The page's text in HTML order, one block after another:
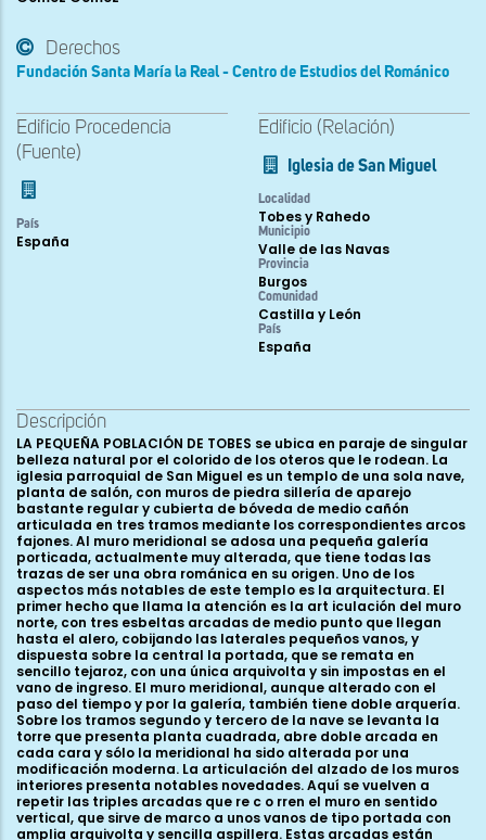
Derechos
Fundación Santa María la Real - Centro de Estudios del Románico
Edificio Procedencia
(Fuente)
País
España
Edificio (Relación)
Iglesia de San Miguel
Localidad
Tobes y Rahedo
Municipio
Valle de las Navas
Provincia
Burgos
Comunidad
Castilla y León
País
España
Descripción
LA PEQUEÑA POBLACIÓN DE TOBES se ubica en paraje de singular
belleza natural por el colorido de los oteros que le rodean. La
iglesia parroquial de San Miguel es un templo de una sola nave,
planta de salón, con muros de piedra sillería de aparejo
bastante regular y cubierta de bóveda de medio cañón
articulada en tres tramos mediante los correspondientes arcos
fajones. Al muro meridional se adosa una pequeña galería
porticada, actualmente muy alterada, que tiene todas las
trazas de ser una obra románica en su origen. Uno de los
aspectos más notables de este templo es la arquitectura. El
primer hecho que llama la atención es la art iculación del muro
norte, con tres esbeltas arcadas de medio punto que llegan
hasta el alero, cobijando las laterales pequeños vanos, y
dispuesta sobre la central la portada, que se remata en
sencillo tejaroz, con una única arquivolta y sin impostas en el
vano de ingreso. El muro meridional, aunque alterado con el
paso del tiempo y por la galería, también tiene doble arquería.
Sobre los tramos segundo y tercero de la nave se levanta la
torre que presenta planta cuadrada, abre doble arcada en
cada cara y sólo la meridional ha sido alterada por una
modificación moderna. La articulación del alzado de los muros
interiores presenta notables novedades. Aquí se vuelven a
repetir las triples arcadas que re c o rren el muro en sentido
vertical, que sirve de marco a unos vanos de tipo portada con
amplia arquivolta y sencilla aspillera. Estas arcadas están